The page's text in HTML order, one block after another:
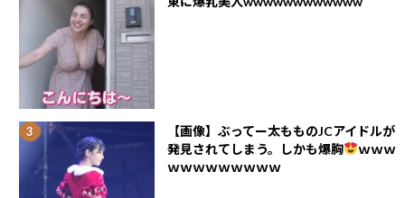
【画像】ぶってー太もものJCアイドルが
発見されてしまう。しかも爆胸
ｗｗｗ
ｗｗｗｗｗｗｗｗｗ